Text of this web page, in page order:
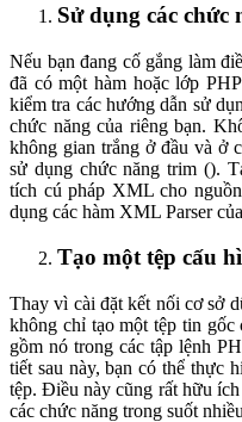
Sử dụng các chức
Nếu bạn đang cố gắng làm
đã có một hàm hoặc lớp
kiểm tra các hướng dẫn sử
chức năng của riêng bạn.
không gian trắng ở đầu và ở
sử dụng chức năng trim ().
tích cú pháp XML cho
dụng các hàm XML Parser
Tạo một tệp cấu
Thay vì cài đặt kết nối cơ sở
không chỉ tạo một tệp tin gốc
gồm nó trong các tập lệnh
tiết sau này, bạn có thể thực
tệp. Điều này cũng rất hữu
các chức năng trong suốt